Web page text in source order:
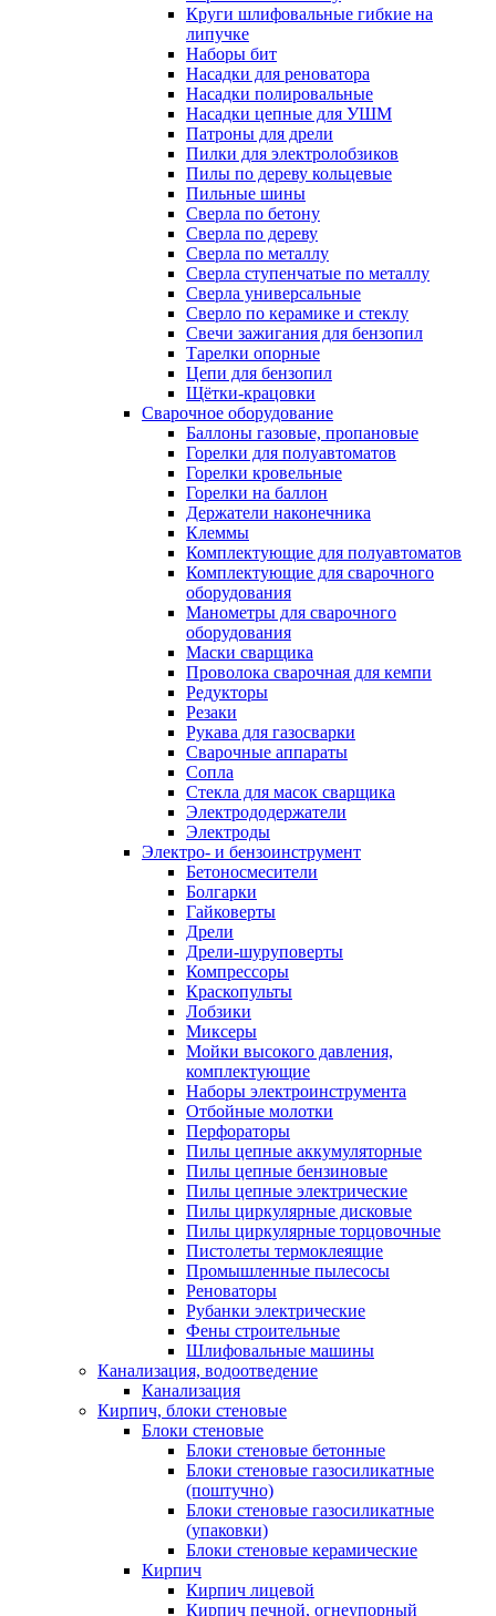
Круги шлифовальные гибкие на
липучке
Наборы бит
Насадки для реноватора
Насадки полировальные
Насадки цепные для УШМ
Патроны для дрели
Пилки для электролобзиков
Пилы по дереву кольцевые
Пильные шины
Сверла по бетону
Сверла по дереву
Сверла по металлу
Сверла ступенчатые по металлу
Сверла универсальные
Сверло по керамике и стеклу
Свечи зажигания для бензопил
Тарелки опорные
Цепи для бензопил
Щётки-крацовки
Сварочное оборудование
Баллоны газовые, пропановые
Горелки для полуавтоматов
Горелки кровельные
Горелки на баллон
Держатели наконечника
Клеммы
Комплектующие для полуавтоматов
Комплектующие для сварочного
оборудования
Манометры для сварочного
оборудования
Маски сварщика
Проволока сварочная для кемпи
Редукторы
Резаки
Рукава для газосварки
Сварочные аппараты
Сопла
Стекла для масок сварщика
Электрододержатели
Электроды
Электро- и бензоинструмент
Бетоносмесители
Болгарки
Гайковерты
Дрели
Дрели-шуруповерты
Компрессоры
Краскопульты
Лобзики
Миксеры
Мойки высокого давления,
комплектующие
Наборы электроинструмента
Отбойные молотки
Перфораторы
Пилы цепные аккумуляторные
Пилы цепные бензиновые
Пилы цепные электрические
Пилы циркулярные дисковые
Пилы циркулярные торцовочные
Пистолеты термоклеящие
Промышленные пылесосы
Реноваторы
Рубанки электрические
Фены строительные
Шлифовальные машины
Канализация, водоотведение
Канализация
Кирпич, блоки стеновые
Блоки стеновые
Блоки стеновые бетонные
Блоки стеновые газосиликатные
(поштучно)
Блоки стеновые газосиликатные
(упаковки)
Блоки стеновые керамические
Кирпич
Кирпич лицевой
Кирпич печной, огнеупорный